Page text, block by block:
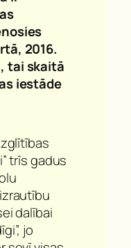
2016.
tai skaitā
iestāde
trīs gadus
dalībai
jo